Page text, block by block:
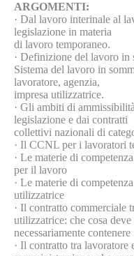
ARGOMENTI:
· Dal lavoro interinale al
legislazione in materia
di lavoro temporaneo.
· Definizione del lavoro in
Sistema del lavoro in
lavoratore, agenzia,
impresa utilizzatrice.
· Gli ambiti di
legislazione e dai contratti
collettivi nazionali di
· Il CCNL per i lavoratori
· Le materie di
per il lavoro
· Le materie di
utilizzatrice
· Il contratto commerciale
utilizzatrice: che cosa deve
necessariamente contenere
· Il contratto tra lavoratore